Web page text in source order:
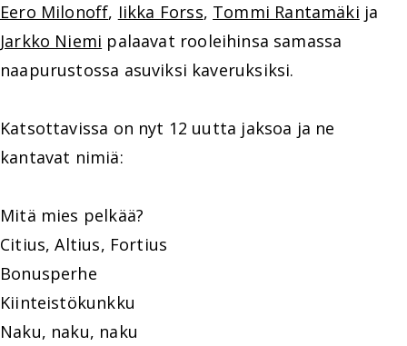
Eero Milonoff, Iikka Forss, Tommi Rantamäki ja
Jarkko Niemi palaavat rooleihinsa samassa
naapurustossa asuviksi kaveruksiksi.
Katsottavissa on nyt 12 uutta jaksoa ja ne
kantavat nimiä:
Mitä mies pelkää?
Citius, Altius, Fortius
Bonusperhe
Kiinteistökunkku
Naku, naku, naku